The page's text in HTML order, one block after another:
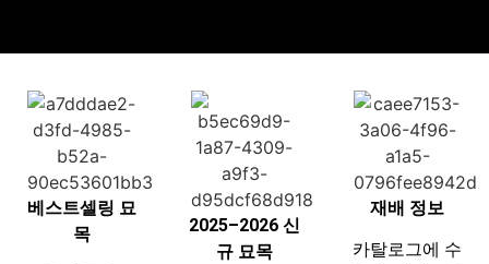
베스트셀링 묘
목
2025–2026 신
규 묘목
재배 정보
카탈로그에 수